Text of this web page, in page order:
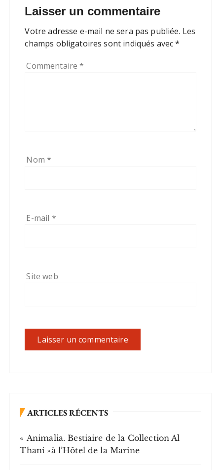
Laisser un commentaire
Votre adresse e-mail ne sera pas publiée. Les
champs obligatoires sont indiqués avec*
Commentaire*
Nom*
E-mail *
Site web
ARTICLES RÉCENTS
« Animalia. Bestiaire de la Collection Al
Thani »à l’Hôtel de la Marine